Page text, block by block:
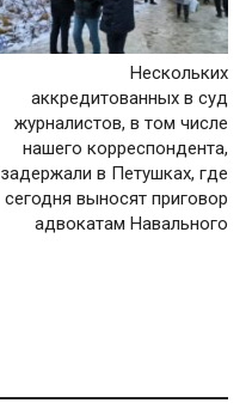
Нескольких
аккредитованных в суд
журналистов, в том числе
нашего корреспондента,
задержали в Петушках, где
сегодня выносят приговор
адвокатам Навального